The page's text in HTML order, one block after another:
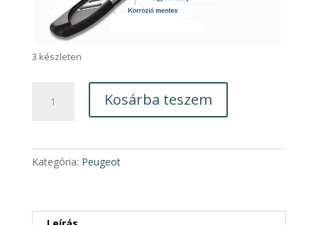
3 készleten
3008
2017-
Kosárba teszem
Kategória: Peugeot